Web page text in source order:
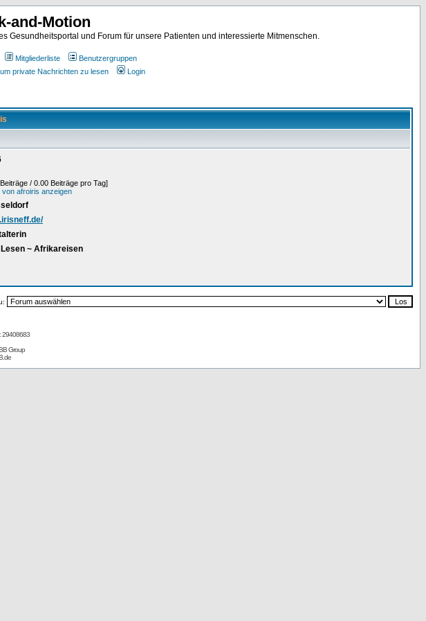
and-Motion
Gesundheitsportal und Forum für unsere Patienten und interessierte Mitmenschen.
Mitgliederliste
Benutzergruppen
private Nachrichten zu lesen Login
/ 0.00 Beiträge pro Tag]
von afroiris anzeigen
~ Afrikareisen
29408683
Group